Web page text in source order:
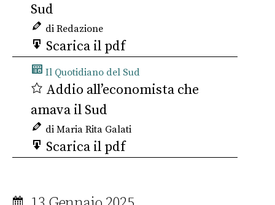
Sud
di Redazione
Scarica il pdf
Il Quotidiano del Sud
Addio all’economista che
amava il Sud
di Maria Rita Galati
Scarica il pdf